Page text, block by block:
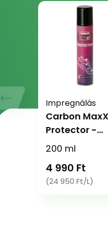
Impregnálás
Carbon MaxX
Protector -
Impregnáló
200 ml
4 990 Ft
(24 950 Ft/L)